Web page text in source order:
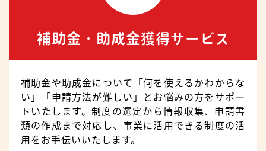
補助金・助成金獲得サービス
補助金や助成金について「何を使えるかわからな
い」「申請方法が難しい」とお悩みの方をサポー
トいたします。制度の選定から情報収集、申請書
類の作成まで対応し、事業に活用できる制度の活
用をお手伝いいたします。